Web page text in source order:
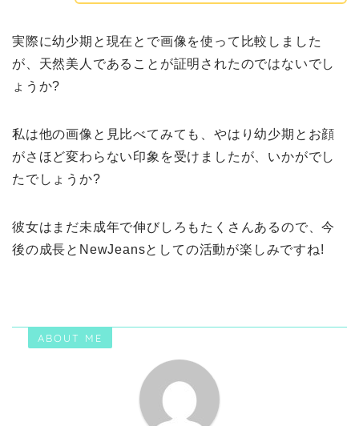
実際に幼少期と現在とで画像を使って比較しました
が、天然美人であることが証明されたのではないでし
ょうか?
私は他の画像と見比べてみても、やはり幼少期とお顔
がさほど変わらない印象を受けましたが、いかがでし
たでしょうか?
彼女はまだ未成年で伸びしろもたくさんあるので、今
後の成長とNewJeansとしての活動が楽しみですね!
ABOUT ME